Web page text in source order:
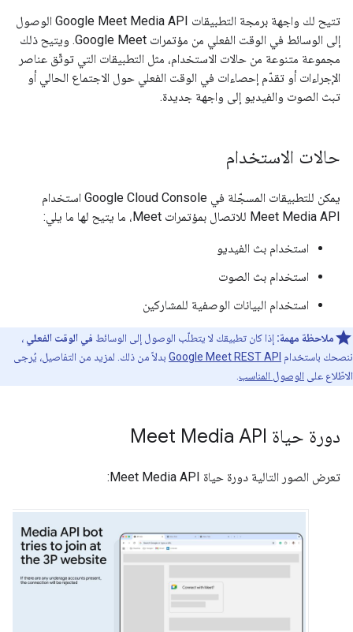
تتيح لك واجهة برمجة التطبيقات Google Meet Media API الوصول
إلى الوسائط في الوقت الفعلي من مؤتمرات Google Meet. ويتيح ذلك
مجموعة متنوعة من حالات الاستخدام، مثل التطبيقات التي توثّق عناصر
الإجراءات أو تقدّم إحصاءات في الوقت الفعلي حول الاجتماع الحالي أو
تبث الصوت والفيديو إلى واجهة جديدة.
حالات الاستخدام
يمكن للتطبيقات المسجّلة في Google Cloud Console استخدام
Meet Media API للاتصال بمؤتمرات Meet، ما يتيح لها ما يلي:
استخدام بث الفيديو
استخدام بث الصوت
استخدام البيانات الوصفية للمشاركين
ملاحظة مهمة: إذا كان تطبيقك لا يتطلّب الوصول إلى الوسائط في الوقت الفعلي ،
ننصحك باستخدام Google Meet REST API بدلاً من ذلك. لمزيد من التفاصيل، يُرجى
الاطّلاع على الوصول المناسب
دورة حياة Meet Media API
تعرض الصور التالية دورة حياة Meet Media API: